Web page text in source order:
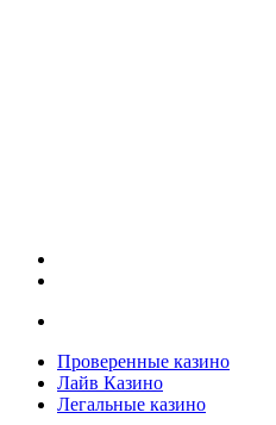
Проверенные казино
Лайв Казино
Легальные казино